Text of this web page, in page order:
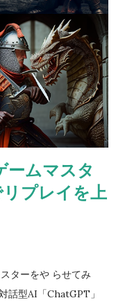
態に入ることができま
求や癒しの体験を得る
仏教においては、夢を
セスを促すことが行わ
とに気づくことを「明
ることで、自己探求や
仏教の修行者たちは、
と考えており、夢の中
でいます。夢の中で
ことができるとされて
ンスパーソナル心理学
験を超越した、普遍
そのよ・トランスパ
ームマスタ
プレイを上
ターをや らせてみ
話型AI「ChatGPT」